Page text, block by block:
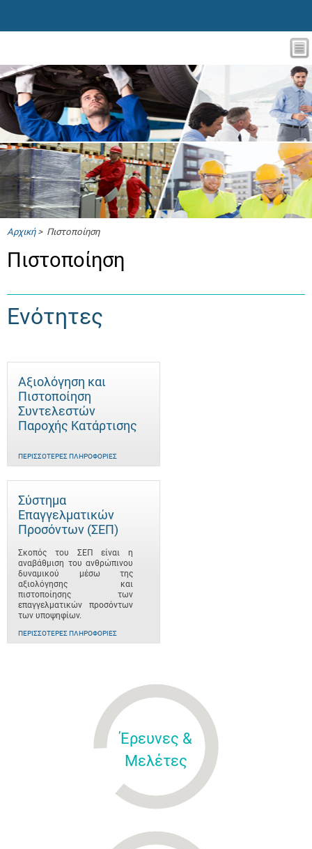
Αρχική> Πιστοποίηση
Πιστοποίηση
Ενότητες
Αξιολόγηση και
Πιστοποίηση
Συντελεστών
Παροχής Κατάρτισης
ΠΕΡΙΣΣΌΤΕΡΕΣ ΠΛΗΡΟΦΟΡΊΕΣ
Σύστημα
Επαγγελματικών
Προσόντων (ΣΕΠ)
Σκοπός του ΣΕΠ είναι η
αναβάθμιση του ανθρώπινου
δυναμικού μέσω της
αξιολόγησης και
πιστοποίησης των
επαγγελματικών προσόντων
των υποψηφίων.
ΠΕΡΙΣΣΌΤΕΡΕΣ ΠΛΗΡΟΦΟΡΊΕΣ
Έρευνες &
Μελέτες